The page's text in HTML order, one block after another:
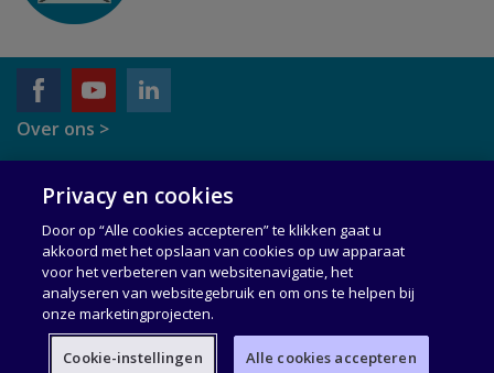
Over ons >
Privacyverklaring >
Cookiebeleid >
Juridische Kennisgeving >
Toegankelijkheid >
Privacy en cookies
Door op “Alle cookies accepteren” te klikken gaat u
akkoord met het opslaan van cookies op uw apparaat
voor het verbeteren van websitenavigatie, het
analyseren van websitegebruik en om ons te helpen bij
onze marketingprojecten.
Cookie-instellingen Alle cookies accepteren